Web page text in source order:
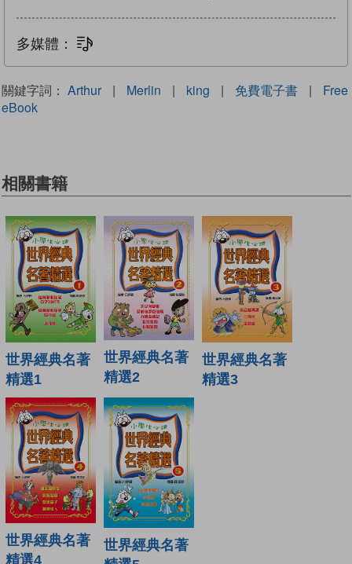
多媒體：
關鍵字詞： Arthur | Merlin | king | 免費電子書 |
Free
eBook
相關書籍
世界經典名著
精選1
世界經典名著
精選2
世界經典名著
精選3
世界經典名著
精選4
世界經典名著